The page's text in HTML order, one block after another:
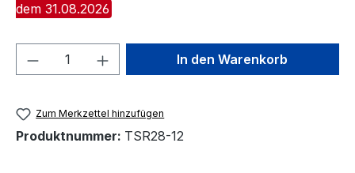
dem 31.08.2026
Produkt Anzahl: Gib denIn den Warenkorb
Zum Merkzettel hinzufügen
Produktnummer: TSR28-12